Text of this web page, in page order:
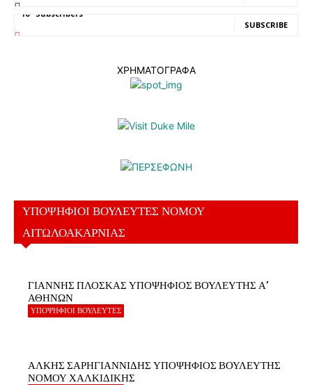
10
Subscribers
SUBSCRIBE
ΧΡΗΜΑΤΟΓΡΑΦΑ
ΥΠΟΨΗΦΙΟΙ ΒΟΥΛΕΥΤΕΣ ΝΟΜΟΥ
ΑΙΤΩΛΟΑΚΑΡΝΙΑΣ
ΓΙΑΝΝΗΣ ΠΛΟΣΚΑΣ ΥΠΟΨΗΦΙΟΣ ΒΟΥΛΕΥΤΗΣ Α’
ΑΘΗΝΩΝ
ΥΠΟΨΗΦΙΟΙ ΒΟΥΛΕΥΤΕΣ
ΑΛΚΗΣ ΣΑΡΗΓΙΑΝΝΙΔΗΣ ΥΠΟΨΗΦΙΟΣ ΒΟΥΛΕΥΤΗΣ
ΝΟΜΟΥ ΧΑΛΚΙΔΙΚΗΣ